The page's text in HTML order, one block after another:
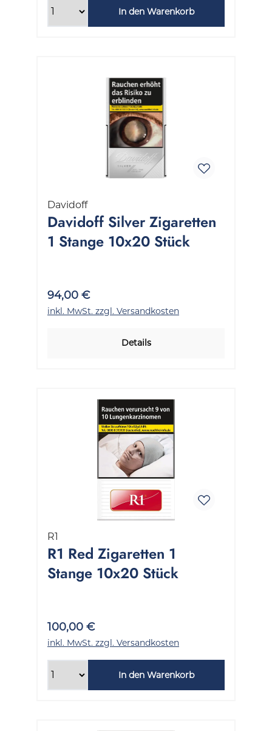
In den Warenkorb
Davidoff
Davidoff Silver Zigaretten
1 Stange 10x20 Stück
94,00 €
inkl. MwSt. zzgl. Versandkosten
Details
R1
R1 Red Zigaretten 1
Stange 10x20 Stück
100,00 €
inkl. MwSt. zzgl. Versandkosten
In den Warenkorb